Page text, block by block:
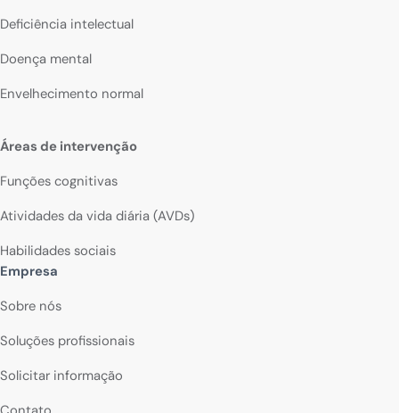
Deficiência intelectual
Doença mental
Envelhecimento normal
Áreas de intervenção
Funções cognitivas
Atividades da vida diária (AVDs)
Habilidades sociais
Empresa
Sobre nós
Soluções profissionais
Solicitar informação